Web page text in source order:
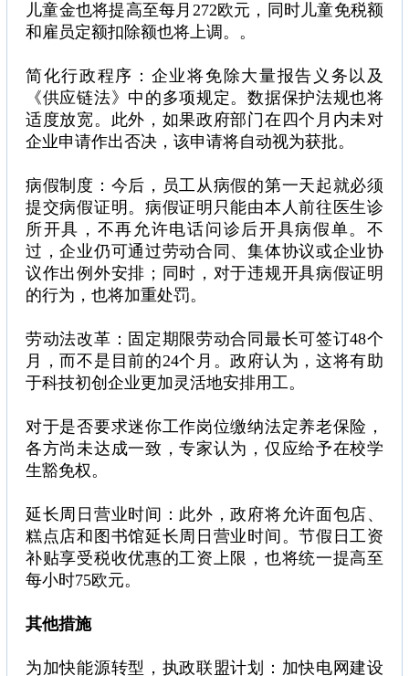
儿童金也将提高至每月272欧元，同时儿童免税额
和雇员定额扣除额也将上调。。
简化行政程序：企业将免除大量报告义务以及
《供应链法》中的多项规定。数据保护法规也将
适度放宽。此外，如果政府部门在四个月内未对
企业申请作出否决，该申请将自动视为获批。
病假制度：今后，员工从病假的第一天起就必须
提交病假证明。病假证明只能由本人前往医生诊
所开具，不再允许电话问诊后开具病假单。不
过，企业仍可通过劳动合同、集体协议或企业协
议作出例外安排；同时，对于违规开具病假证明
的行为，也将加重处罚。
劳动法改革：固定期限劳动合同最长可签订48个
月，而不是目前的24个月。政府认为，这将有助
于科技初创企业更加灵活地安排用工。
对于是否要求迷你工作岗位缴纳法定养老保险，
各方尚未达成一致，专家认为，仅应给予在校学
生豁免权。
延长周日营业时间：此外，政府将允许面包店、
糕点店和图书馆延长周日营业时间。节假日工资
补贴享受税收优惠的工资上限，也将统一提高至
每小时75欧元。
其他措施
为加快能源转型，执政联盟计划：加快电网建设